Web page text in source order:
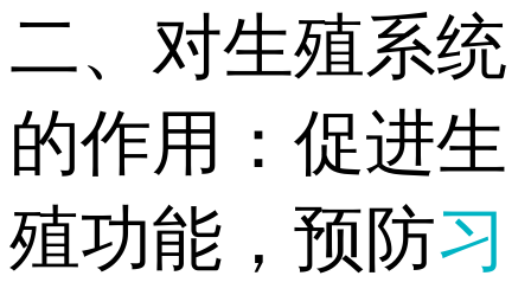
二、对生殖系统
的作用：促进生
殖功能，预防习